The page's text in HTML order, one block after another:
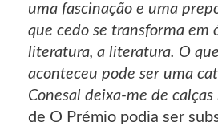
uma fascinação e uma
que cedo se transforma em
literatura, a literatura. O
aconteceu pode ser uma
Conesal deixa-me de calças
de O Prémio podia ser